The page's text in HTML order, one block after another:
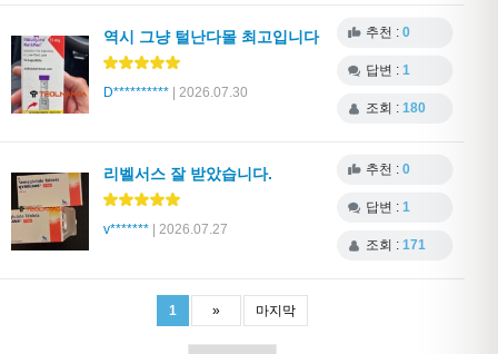
역시 그냥 털난다몰 최고입니다
D********** | 2026.07.30
추천 : 0
답변 : 1
조회 : 180
리벨서스 잘 받았습니다.
v******* | 2026.07.27
추천 : 0
답변 : 1
조회 : 171
1 » 마지막